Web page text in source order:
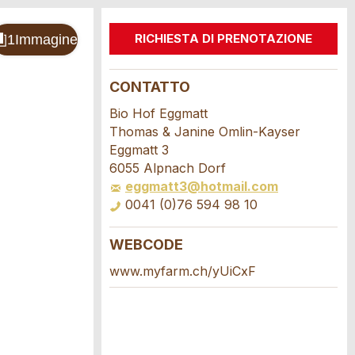
RICHIESTA DI PRENOTAZIONE
CONTATTO
Bio Hof Eggmatt
Thomas & Janine Omlin-Kayser
Eggmatt 3
6055 Alpnach Dorf
eggmatt3@hotmail.com
0041 (0)76 594 98 10
WEBCODE
www.myfarm.ch/yUiCxF